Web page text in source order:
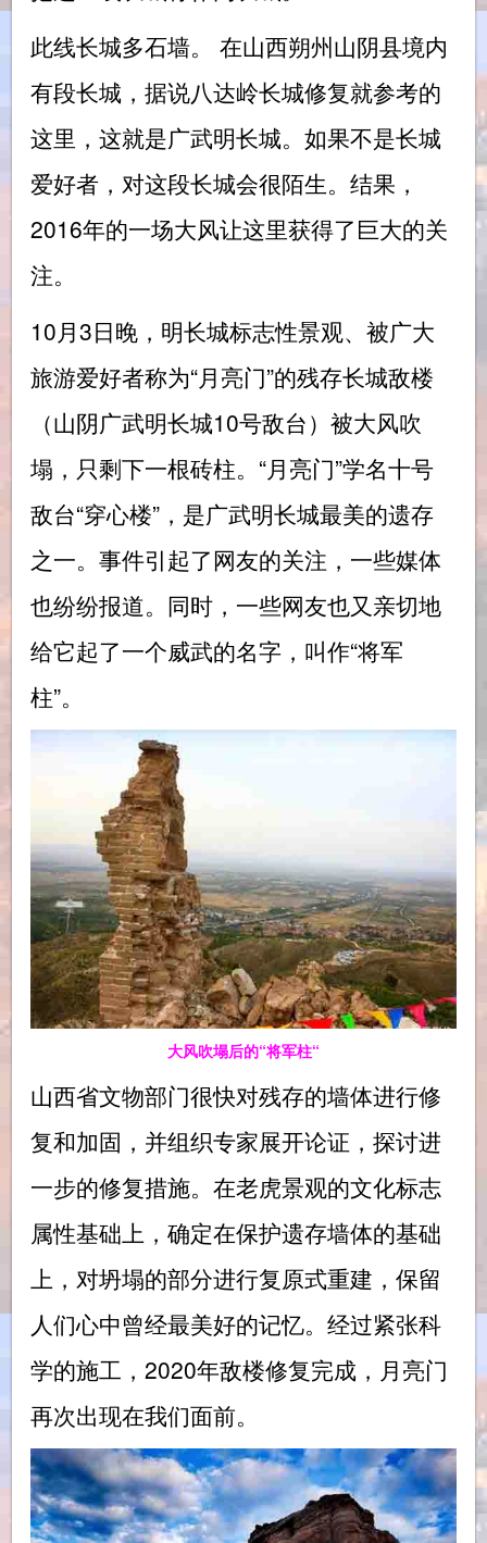
此线长城多石墙。 在山西朔州山阴县境内
有段长城，据说八达岭长城修复就参考的
这里，这就是广武明长城。如果不是长城
爱好者，对这段长城会很陌生。结果，
2016年的一场大风让这里获得了巨大的关
注。
10月3日晚，明长城标志性景观、被广大
旅游爱好者称为“月亮门”的残存长城敌楼
（山阴广武明长城10号敌台）被大风吹
塌，只剩下一根砖柱。“月亮门”学名十号
敌台“穿心楼”，是广武明长城最美的遗存
之一。事件引起了网友的关注，一些媒体
也纷纷报道。同时，一些网友也又亲切地
给它起了一个威武的名字，叫作“将军
柱”。
大风吹塌后的“将军柱“
山西省文物部门很快对残存的墙体进行修
复和加固，并组织专家展开论证，探讨进
一步的修复措施。在老虎景观的文化标志
属性基础上，确定在保护遗存墙体的基础
上，对坍塌的部分进行复原式重建，保留
人们心中曾经最美好的记忆。经过紧张科
学的施工，2020年敌楼修复完成，月亮门
再次出现在我们面前。